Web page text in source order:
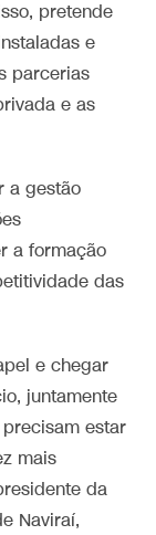
pretende
e
parcerias
e as
a gestão
a formação
das
e chegar
juntamente
estar
mais
da
Naviraí,